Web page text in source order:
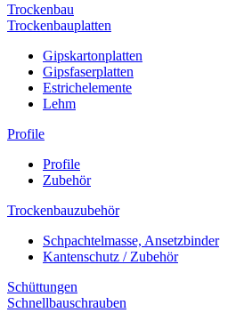
Trockenbau
Trockenbauplatten
Gipskartonplatten
Gipsfaserplatten
Estrichelemente
Lehm
Profile
Profile
Zubehör
Trockenbauzubehör
Schpachtelmasse, Ansetzbinder
Kantenschutz / Zubehör
Schüttungen
Schnellbauschrauben